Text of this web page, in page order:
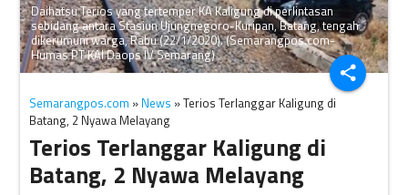
share
Daihatsu Terios yang tertemper KA Kaligung di perlintasan
sebidang antara Stasiun Ujungnegoro-Kuripan, Batang, tengah
dikerumuni warga, Rabu (22/1/2020). (Semarangpos.com-
Humas PT KAI Daops IV Semarang)
Semarangpos.com » News » Terios Terlanggar Kaligung di
Batang, 2 Nyawa Melayang
Terios Terlanggar Kaligung di
Batang, 2 Nyawa Melayang